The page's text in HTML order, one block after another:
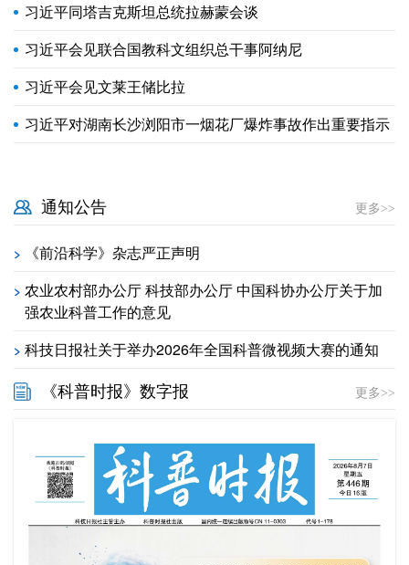
习近平同塔吉克斯坦总统拉赫蒙会谈
习近平会见联合国教科文组织总干事阿纳尼
习近平会见文莱王储比拉
习近平对湖南长沙浏阳市一烟花厂爆炸事故作出重要指示
通知公告 更多>>
> 《前沿科学》杂志严正声明
> 农业农村部办公厅 科技部办公厅 中国科协办公厅关于加
强农业科普工作的意见
> 科技日报社关于举办2026年全国科普微视频大赛的通知
《科普时报》数字报 更多>>